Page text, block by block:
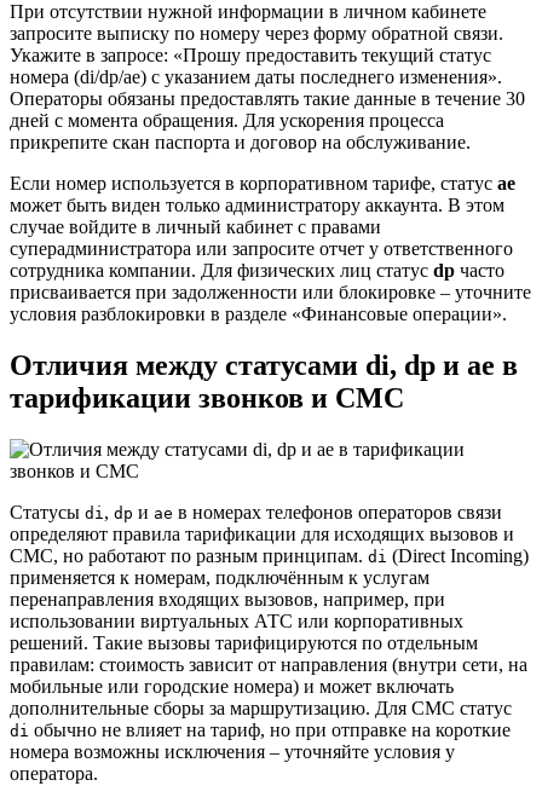
При отсутствии нужной информации в личном кабинете
запросите выписку по номеру через форму обратной связи.
Укажите в запросе: «Прошу предоставить текущий статус
номера (di/dp/ae) с указанием даты последнего изменения».
Операторы обязаны предоставлять такие данные в течение 30
дней с момента обращения. Для ускорения процесса
прикрепите скан паспорта и договор на обслуживание.
Если номер используется в корпоративном тарифе, статус ae
может быть виден только администратору аккаунта. В этом
случае войдите в личный кабинет с правами
суперадминистратора или запросите отчет у ответственного
сотрудника компании. Для физических лиц статус dp часто
присваивается при задолженности или блокировке – уточните
условия разблокировки в разделе «Финансовые операции».
Отличия между статусами di, dp и ae в
тарификации звонков и СМС
Статусы di, dp и ae в номерах телефонов операторов связи
определяют правила тарификации для исходящих вызовов и
СМС, но работают по разным принципам. di (Direct Incoming)
применяется к номерам, подключённым к услугам
перенаправления входящих вызовов, например, при
использовании виртуальных АТС или корпоративных
решений. Такие вызовы тарифицируются по отдельным
правилам: стоимость зависит от направления (внутри сети, на
мобильные или городские номера) и может включать
дополнительные сборы за маршрутизацию. Для СМС статус
di обычно не влияет на тариф, но при отправке на короткие
номера возможны исключения – уточняйте условия у
оператора.